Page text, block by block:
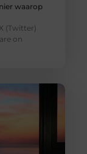
waarop
(Twitter)
on